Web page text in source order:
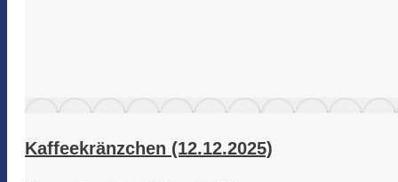
Kaffeekränzchen (12.12.2025)